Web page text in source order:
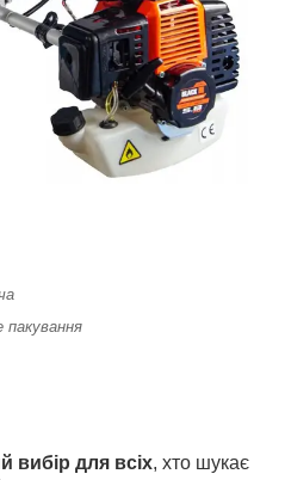
вибір для всіх, хто шукає
пакування